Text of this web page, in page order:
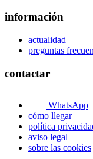
información
actualidad
preguntas
contactar
WhatsApp
cómo llegar
política
aviso legal
sobre las cookies